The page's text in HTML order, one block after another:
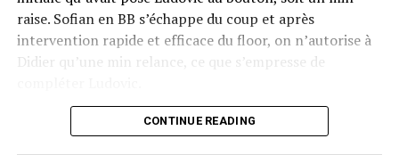
raise. Sofian en BB s’échappe du coup et après
intervention rapide et efficace du floor, on n’autorise à
Didier qu’une min relance, ce que s’empresse de
Flop QJ4. All-in de Ludovic et insta call de Logghe, avec
CONTINUE READING